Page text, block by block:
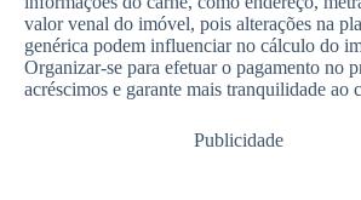
valor venal do imóvel, pois alterações na
genérica podem influenciar no cálculo do
Organizar-se para efetuar o pagamento no
acréscimos e garante mais tranquilidade ao
Publicidade